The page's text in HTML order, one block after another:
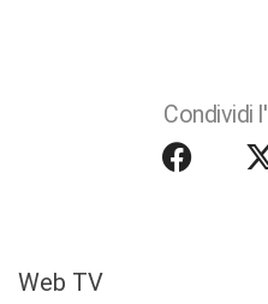
Condividi
Web TV